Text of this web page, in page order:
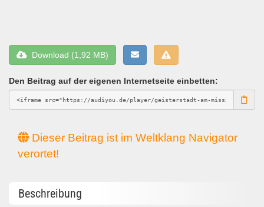
Download (1,92 MB)
Den Beitrag auf der eigenen Internetseite einbetten:
Dieser Beitrag ist im Weltklang Navigator
verortet!
Beschreibung